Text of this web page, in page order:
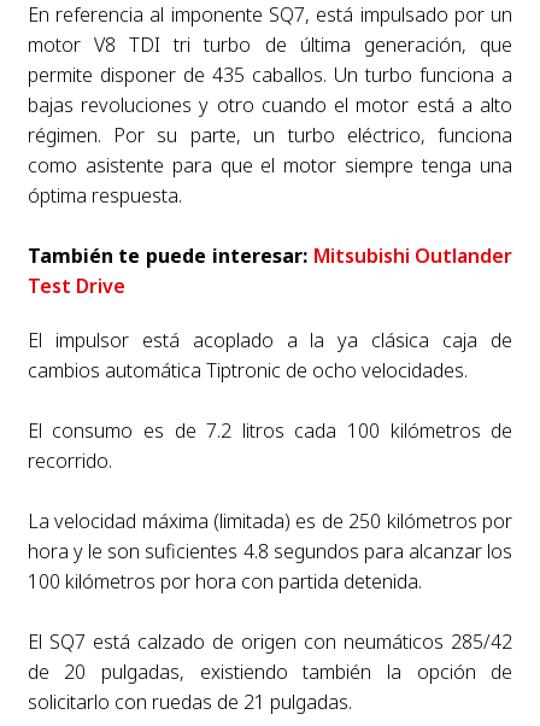
En referencia al imponente SQ7, está impulsado por un
motor V8 TDI tri turbo de última generación, que
permite disponer de 435 caballos. Un turbo funciona a
bajas revoluciones y otro cuando el motor está a alto
régimen. Por su parte, un turbo eléctrico, funciona
como asistente para que el motor siempre tenga una
óptima respuesta.
También te puede interesar: Mitsubishi Outlander
Test Drive
El impulsor está acoplado a la ya clásica caja de
cambios automática Tiptronic de ocho velocidades.
El consumo es de 7.2 litros cada 100 kilómetros de
recorrido.
La velocidad máxima (limitada) es de 250 kilómetros por
hora y le son suficientes 4.8 segundos para alcanzar los
100 kilómetros por hora con partida detenida.
El SQ7 está calzado de origen con neumáticos 285/42
de 20 pulgadas, existiendo también la opción de
solicitarlo con ruedas de 21 pulgadas.